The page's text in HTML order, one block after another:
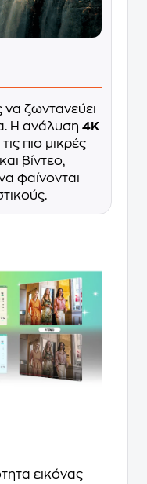
να ζωντανεύει
Η ανάλυση 4K
πιο μικρές
βίντεο,
φαίνονται
εικόνας